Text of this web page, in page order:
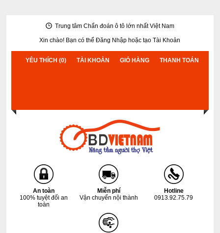
Trung tâm Chẩn đoán ô tô lớn nhất Việt Nam
Xin chào! Bạn có thểĐăng Nhập hoặctạo Tài Khoản
YÊU THÍCH (0) TÀI KHOẢN GIỎ HÀNG THANH TOÁN
An toàn
100% tuyệt đối an
toàn
Miễn phí
Vận chuyển nội thành
Hotline
0913.92.75.79